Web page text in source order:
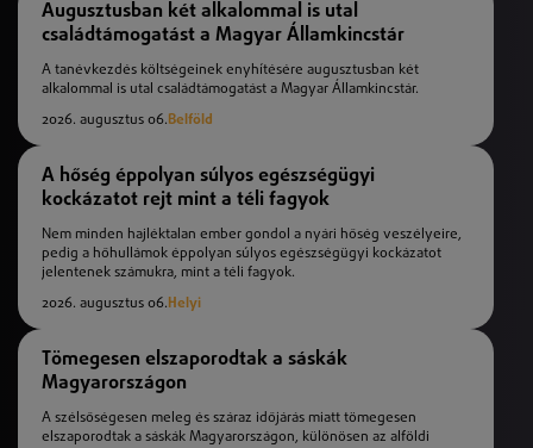
Augusztusban két alkalommal is utal
családtámogatást a Magyar Államkincstár
A tanévkezdés költségeinek enyhítésére augusztusban két
alkalommal is utal családtámogatást a Magyar Államkincstár.
2026. augusztus 06.Belföld
A hőség éppolyan súlyos egészségügyi
kockázatot rejt mint a téli fagyok
Nem minden hajléktalan ember gondol a nyári hőség veszélyeire,
pedig a hőhullámok éppolyan súlyos egészségügyi kockázatot
jelentenek számukra, mint a téli fagyok.
2026. augusztus 06. Helyi
Tömegesen elszaporodtak a sáskák
Magyarországon
A szélsőségesen meleg és száraz időjárás miatt tömegesen
elszaporodtak a sáskák Magyarországon, különösen az alföldi